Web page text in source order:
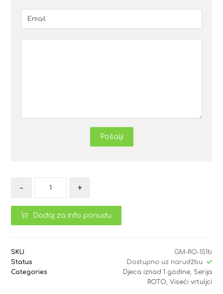
Pošalji
- +
Dodaj za info ponudu
SKU
GM-RO-151b
Status
Dostupno uz narudžbu
Categories
Djeca iznad 1 godine, Serija
ROTO, Viseći vrtuljci